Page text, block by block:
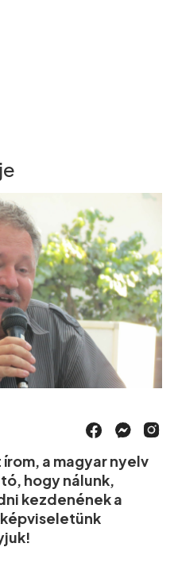
a magyar nyelv
hogy nálunk,
kezdenének a